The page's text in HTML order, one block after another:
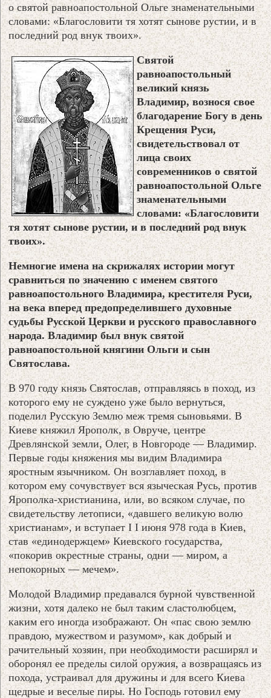
о святой равноапостольной Ольге знаменательными
словами: «Благословити тя хотят сынове рустии, и в
последний род внук твоих».
Святой
равноапостольный
великий князь
Владимир, вознося свое
благодарение Богу в день
Крещения Руси,
свидетельствовал от
лица своих
современников о святой
равноапостольной Ольге
знаменательными
словами: «Благословити
тя хотят сынове рустии, и в последний род внук
твоих».
Немногие имена на скрижалях истории могут
сравниться по значению с именем святого
равноапостольного Владимира, крестителя Руси,
на века вперед предопределившего духовные
судьбы Русской Церкви и русского православного
народа. Владимир был внук святой
равноапостольной княгини Ольги и сын
Святослава.
В 970 году князь Святослав, отправляясь в поход, из
которого ему не суждено уже было вернуться,
поделил Русскую Землю меж тремя сыновьями. В
Киеве княжил Ярополк, в Овруче, центре
Древлянской земли, Олег, в Новгороде — Владимир.
Первые годы княжения мы видим Владимира
яростным язычником. Он возглавляет поход, в
котором ему сочувствует вся языческая Русь, против
Ярополка-христианина, или, во всяком случае, по
свидетельству летописи, «давшего великую волю
христианам», и вступает I I июня 978 года в Киев,
став «единодержцем» Киевского государства,
«покорив окрестные страны, одни — миром, а
непокорных — мечем».
Молодой Владимир предавался бурной чувственной
жизни, хотя далеко не был таким сластолюбцем,
каким его иногда изображают. Он «пас свою землю
правдою, мужеством и разумом», как добрый и
рачительный хозяин, при необходимости расширял и
оборонял ее пределы силой оружия, а возвращаясь из
похода, устраивал для дружины и для всего Киева
щедрые и веселые пиры. Но Господь готовил ему